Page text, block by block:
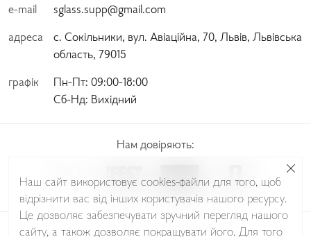
e-mail sglass.supp@gmail.com
адреса
с. Сокільники, вул. Авіаційна, 70, Львів, Львівська
область, 79015
графік Пн-Пт: 09:00-18:00
Сб-Нд: Вихідний
Нам довіряють:
© Sudio Glass 2026
Наш сайт використовує cookies-файли для того, щоб
відрізнити вас від інших користувачів нашого ресурсу.
Це дозволяє забезпечувати зручний перегляд нашого
сайту, а також дозволяє покращувати його. Для того